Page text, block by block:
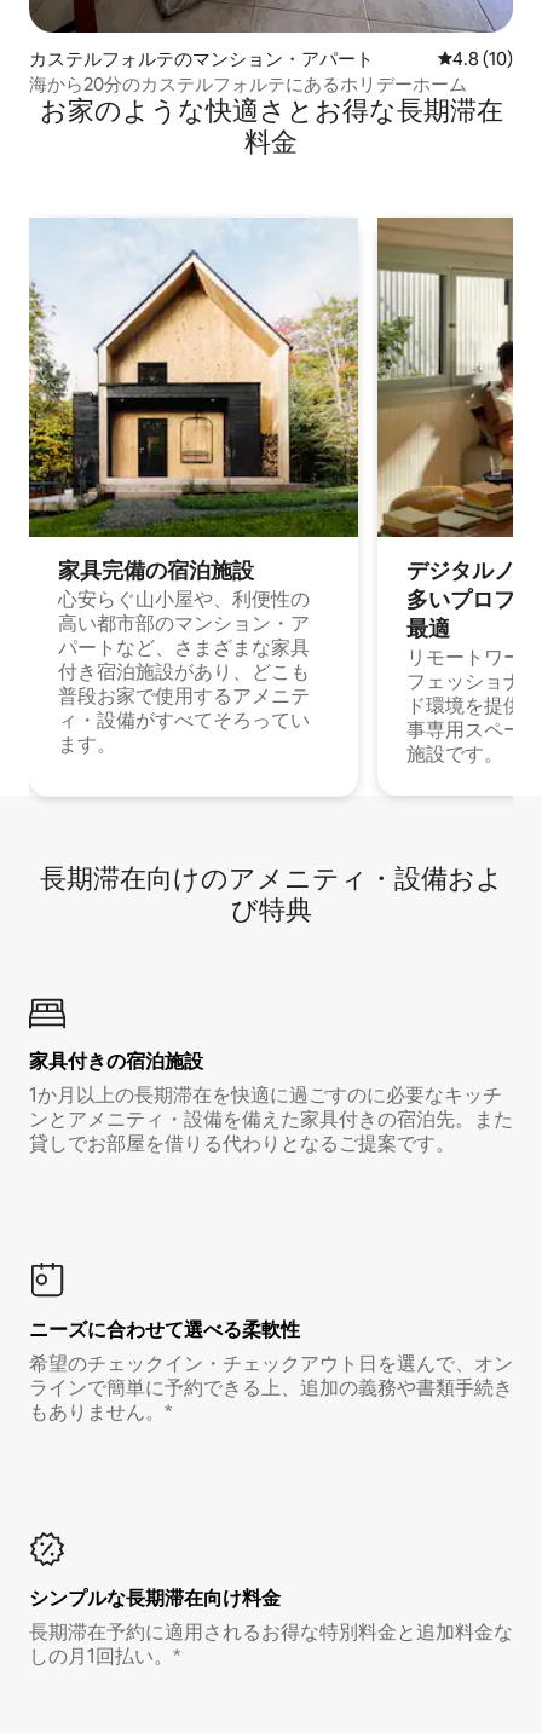
カステルフォルテのマンション・アパート レビュー10
4.8 (10)
海から20分のカステルフォルテにあるホリデーホーム
お家のような快⁠適⁠さ⁠とお⁠得⁠な長⁠期⁠滞⁠在
料⁠金
家具完備の宿⁠泊⁠施⁠設
心安らぐ山小屋や、利便性の
高い都市部のマンション・ア
パートなど、さまざまな家具
付き宿泊施設があり、どこも
普段お家で使用するアメニテ
ィ・設備がすべてそろってい
ます。
デジタルノ
多⁠いプ⁠ロ⁠フ⁠
最⁠適
リモートワー
フェッショナ
ド環境を提供
事専用スペー
施設です。
長期滞在向け⁠のア⁠メ⁠ニ⁠テ⁠ィ⁠・設⁠備⁠およ
び特⁠典
家具付き⁠の宿⁠泊⁠施⁠設
1か月以上の長期滞在を快適に過ごすのに必要なキッチ
ンとアメニティ・設備を備えた家具付きの宿泊先。また
貸しでお部屋を借りる代わりとなるご提案です。
ニーズに合わせて選べる柔軟性
希望のチェックイン・チェックアウト日を選んで、オン
ラインで簡単に予約できる上、追加の義務や書類手続き
もありません。*
シンプルな長期滞在向け料金
長期滞在予約に適用されるお得な特別料金と追加料金な
しの月1回払い。*